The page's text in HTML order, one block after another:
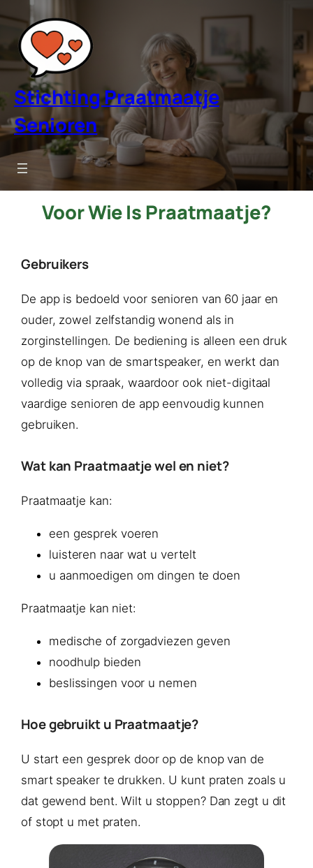
naar
inhoud
Stichting Praatmaatje
Senioren
Voor Wie Is Praatmaatje?
Gebruikers
De app is bedoeld voor senioren van 60 jaar en
ouder, zowel zelfstandig wonend als in
zorginstellingen. De bediening is alleen een druk
op de knop van de smartspeaker, en werkt dan
volledig via spraak, waardoor ook niet-digitaal
vaardige senioren de app eenvoudig kunnen
gebruiken.
Wat kan Praatmaatje wel en niet?
Praatmaatje kan:
een gesprek voeren
luisteren naar wat u vertelt
u aanmoedigen om dingen te doen
Praatmaatje kan niet:
medische of zorgadviezen geven
noodhulp bieden
beslissingen voor u nemen
Hoe gebruikt u Praatmaatje?
U start een gesprek door op de knop van de
smart speaker te drukken. U kunt praten zoals u
dat gewend bent. Wilt u stoppen? Dan zegt u dit
of stopt u met praten.